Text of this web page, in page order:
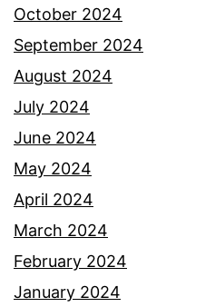
t
i
b
a
d
e
d
a
h
k
October 2024
September 2024
August 2024
July 2024
June 2024
May 2024
April 2024
March 2024
February 2024
January 2024